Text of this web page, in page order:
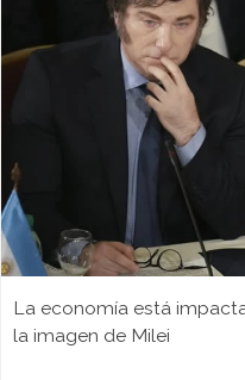
La economía está
la imagen de Milei